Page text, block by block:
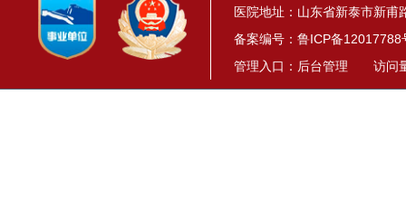
医院地址：山东省新泰市新甫
备案编号： 鲁ICP备12017788
管理入口： 后台管理 访问量